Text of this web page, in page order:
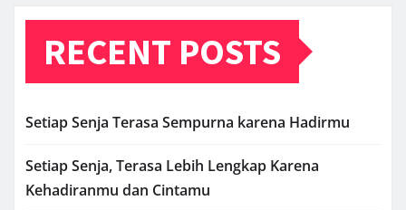
RECENT POSTS
Setiap Senja Terasa Sempurna karena Hadirmu
Setiap Senja, Terasa Lebih Lengkap Karena
Kehadiranmu dan Cintamu